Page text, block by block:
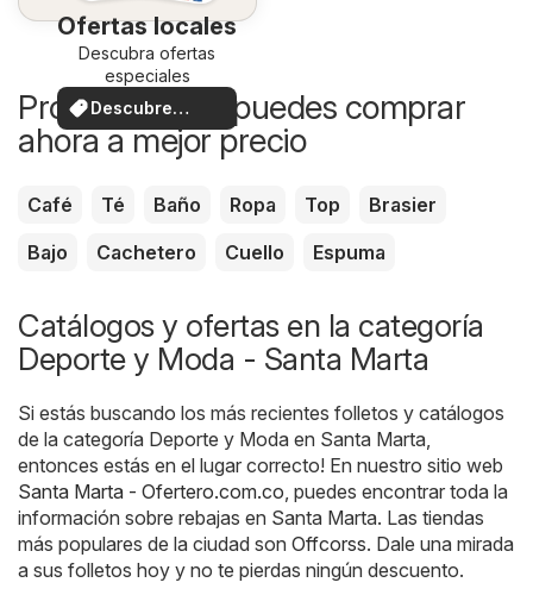
Ofertas locales
Descubra ofertas
especiales
Descubre
ofertas
Productos que puedes comprar
ahora a mejor precio
Café Té Baño Ropa Top
Brasier
Bajo
Cachetero Cuello Espuma
Catálogos y ofertas en la categoría
Deporte y Moda - Santa Marta
Si estás buscando los más recientes folletos y catálogos
de la categoría Deporte y Moda en Santa Marta,
entonces estás en el lugar correcto! En nuestro sitio web
Santa Marta - Ofertero.com.co, puedes encontrar toda la
información sobre rebajas en Santa Marta. Las tiendas
más populares de la ciudad son Offcorss. Dale una mirada
a sus folletos hoy y no te pierdas ningún descuento.